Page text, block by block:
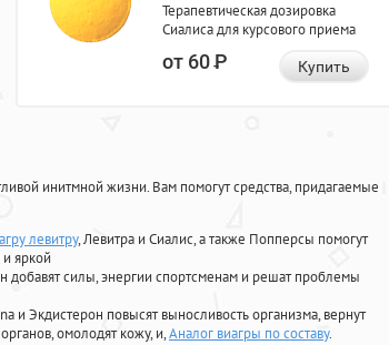
Терапевтическая дозировка
Сиалиса для курсового приема
от 60Р Купить
инитмной жизни. Вам помогут средства, придагаемые
левитру, Левитра и Сиалис, а также Попперсы помогут
яркой
добавят силы, энергии спортсменам и решат проблемы
и Экдистерон повысят выносливость организма, вернут
омолодят кожу, и,Аналог виагры по составу.